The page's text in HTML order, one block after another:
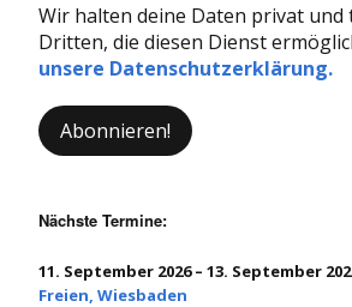
Wir halten deine Daten privat
Dritten, die diesen Dienst
unsere Datenschutzerklärung.
Nächste Termine:
11. September 2026 – 13. September
Freien, Wiesbaden